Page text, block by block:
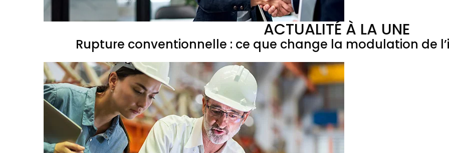
ACTUALITÉ À LA UNE
Rupture conventionnelle : ce que change la modulation de